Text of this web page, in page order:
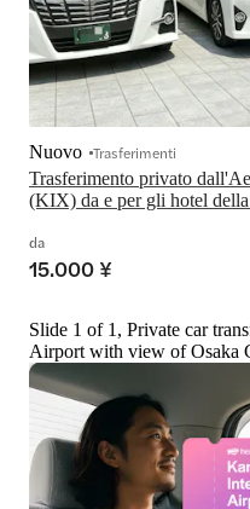
Trasferimento privato
(KIX) da e per gli hotel
Nuovo Trasferimenti
da
15.000 ¥
Slide 1 of 1, Private car
Airport with view of Osaka